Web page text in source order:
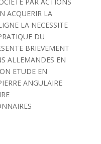
ACQUERIR LA
LA NECESSITE
DU
BRIEVEMENT
ALLEMANDES EN
ETUDE EN
ANGULAIRE